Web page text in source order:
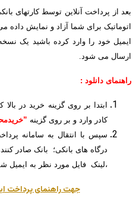
بعد از پرداخت آنلاین توسط کارتهای
اتوماتیک برای شما آزاد و نمایش
ایمیل خود را وارد کرده باشید یک
ارسال می شود.
راهنمای دانلود :
ابتدا بر روی گزینه خرید در
کادر وارد و بر روی گزینه
سپس با انتقال به سامانه
درگاه های بانکی؛ بانک صادر
،لینک فایل مورد نظر به ایمیل
جهت راهنمای پرداخت